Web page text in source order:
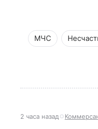
МЧС
2 часа назад